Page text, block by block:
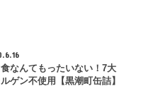
なんてもったいない！7大
ゲン不使用【黒潮町缶詰】